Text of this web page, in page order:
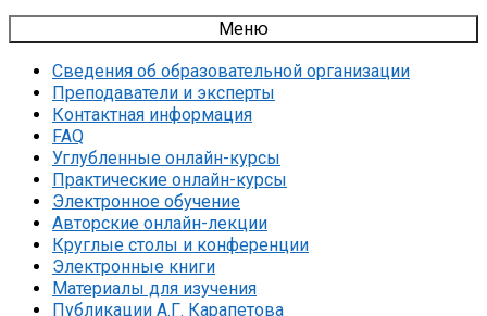
Меню
Сведения об образовательной организации
Преподаватели и эксперты
Контактная информация
FAQ
Углубленные онлайн-курсы
Практические онлайн-курсы
Электронное обучение
Авторские онлайн-лекции
Круглые столы и конференции
Электронные книги
Материалы для изучения
Публикации А.Г. Карапетова